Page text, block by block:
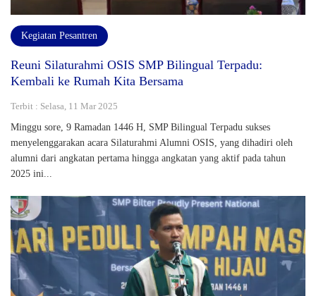
Kegiatan Pesantren
Reuni Silaturahmi OSIS SMP Bilingual Terpadu:
Kembali ke Rumah Kita Bersama
Terbit : Selasa, 11 Mar 2025
Minggu sore, 9 Ramadan 1446 H, SMP Bilingual Terpadu sukses
menyelenggarakan acara Silaturahmi Alumni OSIS, yang dihadiri oleh
alumni dari angkatan pertama hingga angkatan yang aktif pada tahun
2025 ini...